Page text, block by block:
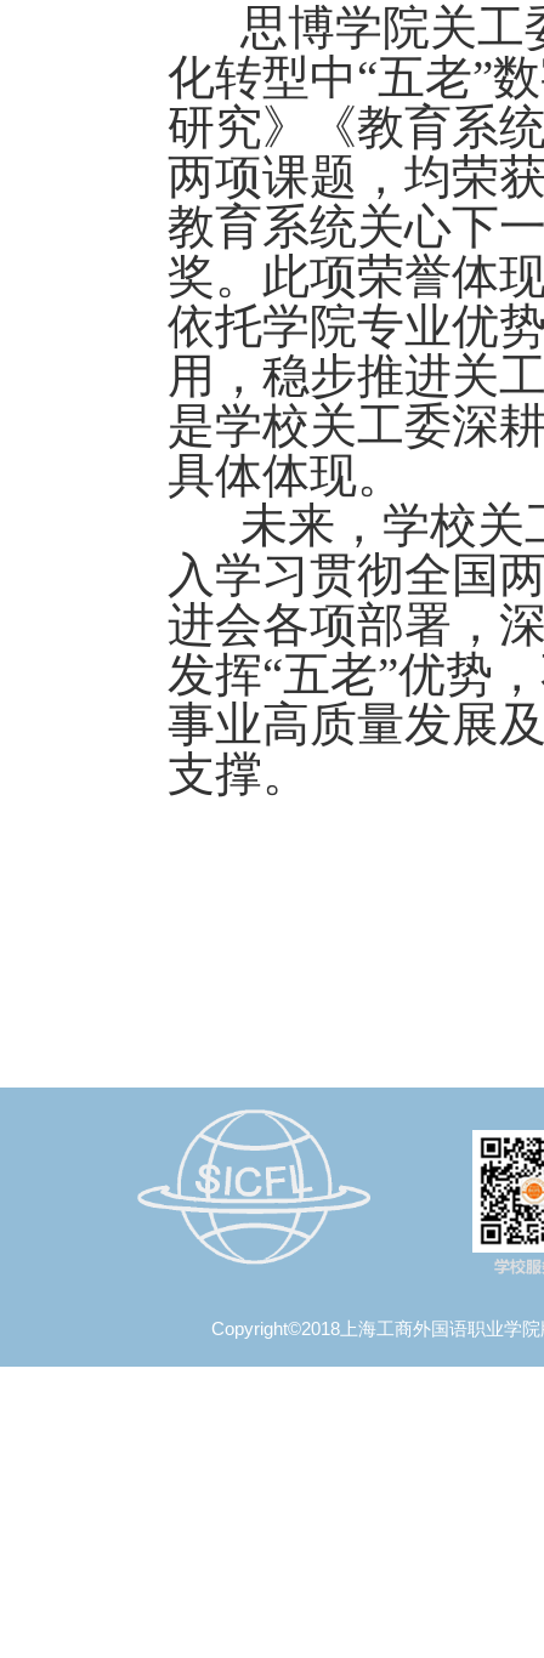
思博学院关工
化转型中“五老”
研究》《教育系
两项课题，均荣
教育系统关心下
奖。此项荣誉体
依托学院专业优
用，稳步推进关
是学校关工委深
具体体现。
未来，学校关
入学习贯彻全国
进会各项部署，
发挥“五老”优势
事业高质量发展
支撑。
Copyright©2018上海工商外国语职业学